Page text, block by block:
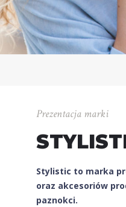
Prezentacja marki
Stylistic to marka
oraz akcesoriów
paznokci.